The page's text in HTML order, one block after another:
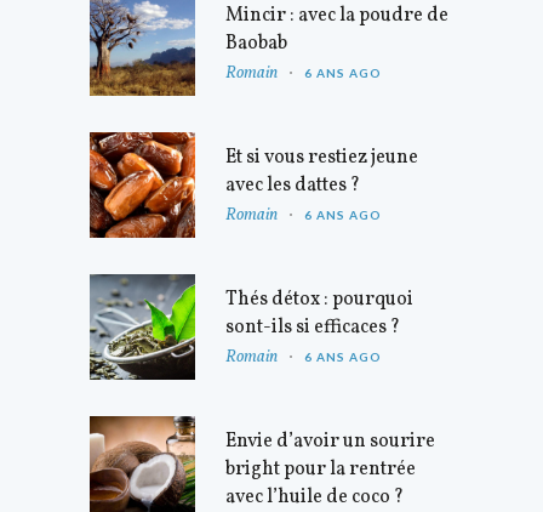
Mincir : avec la poudre de
Baobab
Romain 6 ANS AGO
Et si vous restiez jeune
avec les dattes ?
Romain 6 ANS AGO
Thés détox : pourquoi
sont-ils si efficaces ?
Romain 6 ANS AGO
Envie d’avoir un sourire
bright pour la rentrée
avec l’huile de coco ?